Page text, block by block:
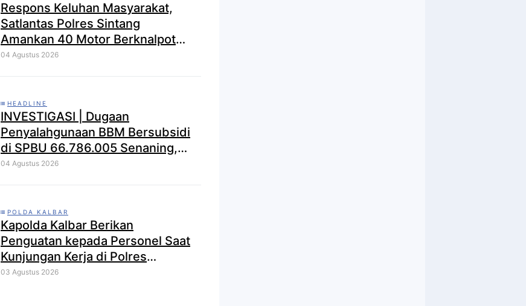
Respons Keluhan Masyarakat,
Satlantas Polres Sintang
Amankan 40 Motor Berknalpot
Brong dalam Strong Point Pagi
04 Agustus 2026
HEADLINE
INVESTIGASI | Dugaan
Penyalahgunaan BBM Bersubsidi
di SPBU 66.786.005 Senaning,
APH Jangan Tutup Mata, BPH
04 Agustus 2026
POLDA KALBAR
Kapolda Kalbar Berikan
Penguatan kepada Personel Saat
Kunjungan Kerja di Polres
Kayong Utara
03 Agustus 2026